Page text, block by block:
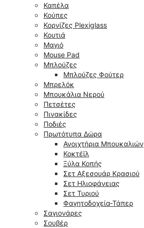
Καπέλα
Κούπες
Κορνίζες Plexiglass
Κουτιά
Μαγιό
Mouse Pad
Μπλούζες
Μπλούζες Φούτερ
Μπρελόκ
Μπουκάλια Νερού
Πετσέτες
Πινακίδες
Ποδιές
Πρωτότυπα Δώρα
Ανοιχτήρια Μπουκαλιών
Κοκτέϊλ
Ξύλα Κοπής
Σετ Αξεσουάρ Κρασιού
Σετ Ηλιοφάνειας
Σετ Τυριού
Φαγητοδοχεία-Τάπερ
Σαγιονάρες
Σουβέρ